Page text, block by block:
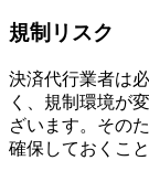
規制リスク
決済代行業者は
く、規制環境が
ざいます。その
確保しておくこ